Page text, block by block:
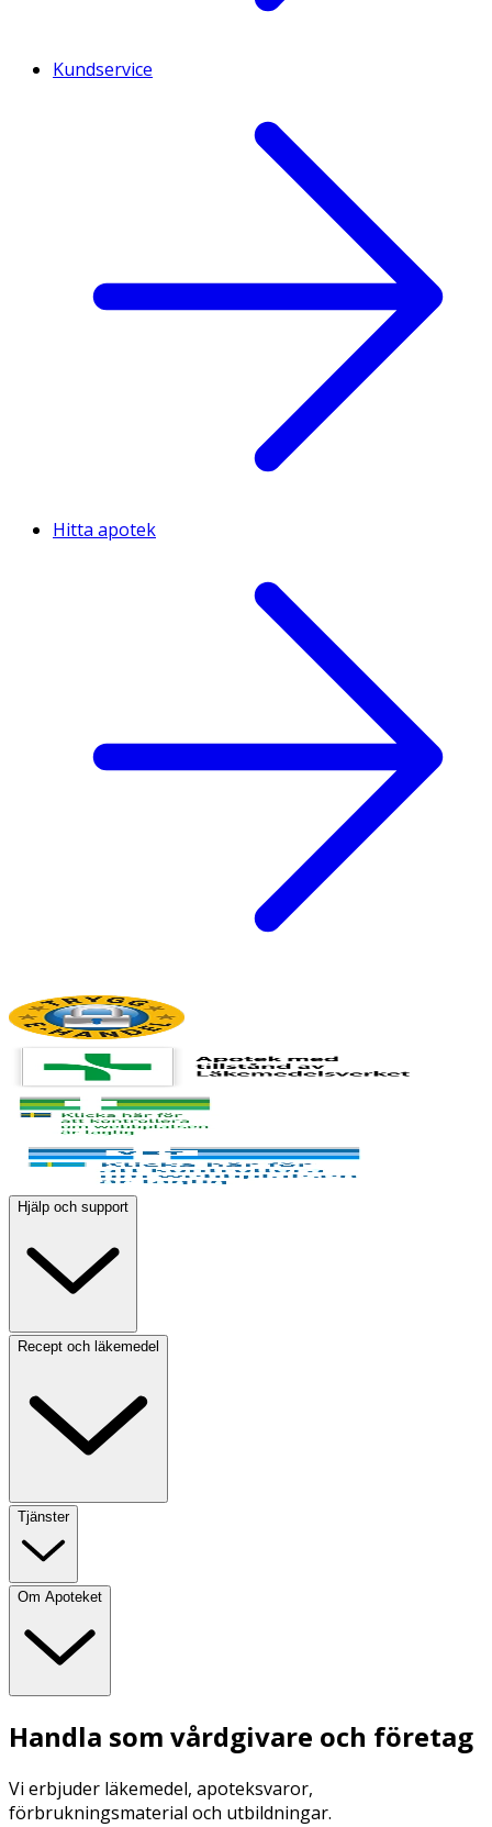
Kundservice
Hitta apotek
Hjälp och support
Recept och läkemedel
Tjänster
Om Apoteket
Handla som vårdgivare och företag
Vi erbjuder läkemedel, apoteksvaror,
förbrukningsmaterial och utbildningar.